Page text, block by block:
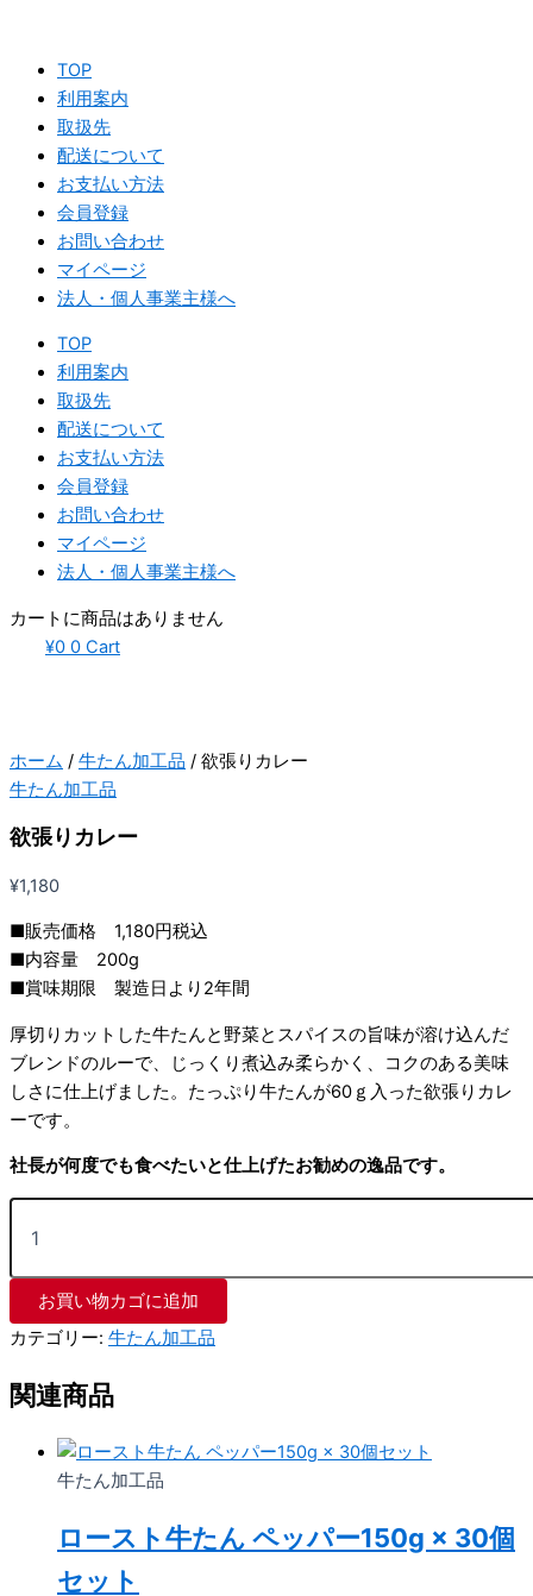
TOP
利用案内
取扱先
配送について
お支払い方法
会員登録
お問い合わせ
マイページ
法人・個人事業主様へ
TOP
利用案内
取扱先
配送について
お支払い方法
会員登録
お問い合わせ
マイページ
法人・個人事業主様へ
カートに商品はありません
¥0 0 Cart
ホーム / 牛たん加工品 / 欲張りカレー​
牛たん加工品
欲張りカレー​
¥1,180
■販売価格 1,180円税込​
■内容量 200g​
■賞味期限 製造日より2年間​
厚切りカットした牛たんと野菜とスパイスの旨味が溶け込んだ
ブレンドのルーで、じっくり煮込み柔らかく、コクのある美味
しさに仕上げました。たっぷり牛たんが60ｇ入った欲張りカレ
ーです。
社長が何度でも食べたいと仕上げたお勧めの逸品です。​
お買い物カゴに追加
カテゴリー: 牛たん加工品
関連商品
牛たん加工品
ロースト牛たん ペッパー150g × 30個
セット